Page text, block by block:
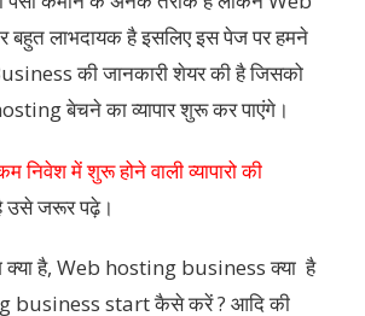
बहुत लाभदायक है इसलिए इस पेज पर हमने
की जानकारी शेयर की है जिसको
बेचने का व्यापार शुरू कर पाएंगे।
निवेश में शुरू होने वाली व्यापारो की
उसे जरूर पढ़े।
क्या है, Web hosting business क्या है
business start कैसे करें ? आदि की